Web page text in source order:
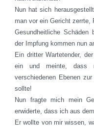
Nun hat sich
man vor ein Gericht zerrte,
Gesundheitliche
der Impfung kommen nun
Ein dritter Wartetender,
ein und meinte, dass
verschiedenen Ebenen
sollte!
Nun fragte mich mein
erwiderte, dass ich aus
Er wollte von mir wissen,